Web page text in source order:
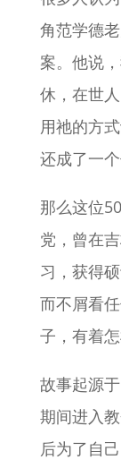
角范学德
案。他说
休，在世
用祂的方
还成了一个
那么这位
党，曾在
习，获得
而不屑看
子，有着
故事起源
期间进入
后为了自